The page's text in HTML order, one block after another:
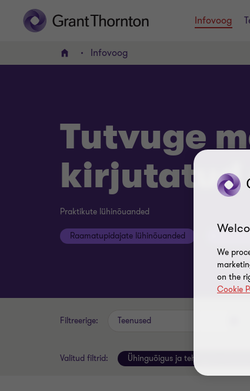
Infovoog
AVALEHTInfovoog
Tutvuge
kirjutatud
Praktikute lühinõuanded
Raamatupidajate lühinõuanded
Filtreerige: Teenused
Valitud filtrid: Ühinguõigus ja tehingute
We
on the
Cookie